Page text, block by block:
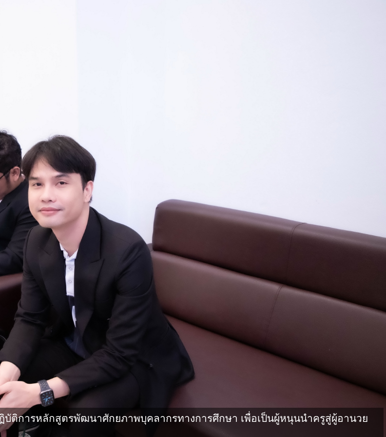
ติการหลักสูตรพัฒนาศักยภาพบุคลากรทางการศึกษา เพื่อเป็นผู้หนุนนำครูสู่ผู้อานวย